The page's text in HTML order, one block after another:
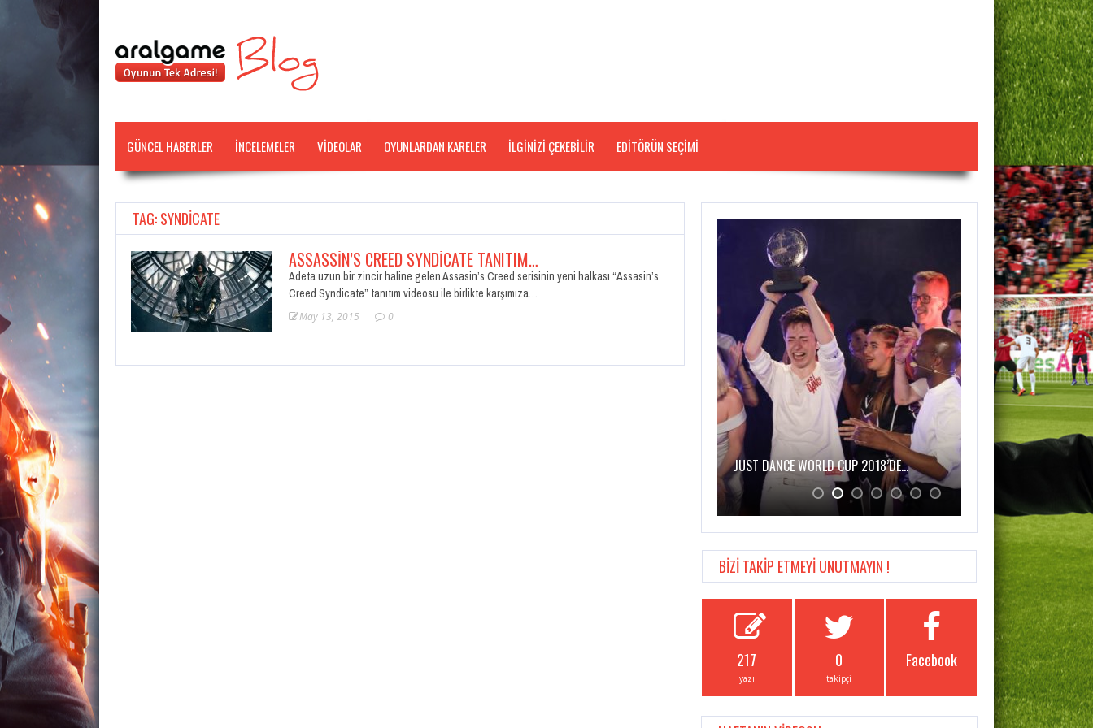
GÜNCEL HABERLER İNCELEMELER VİDEOLAR OYUNLARDAN KARELER İLGİNİZİ ÇEKEBİLİR EDITÖRÜN SEÇIMI
TAG: SYNDICATE
ASSASSIN’S CREED SYNDICATE TANITIM…
Adeta uzun bir zincir haline gelen Assasin’s Creed serisinin yeni halkası “Assasin’s
Creed Syndicate” tanıtım videosu ile birlikte karşımıza…
May 13, 2015 0
JUST DANCE WORLD CUP 2018’DE…
MASSIVE
BİZİ TAKİP ETMEYİ UNUTMAYIN !
217
yazı
0
takipçi
Facebook